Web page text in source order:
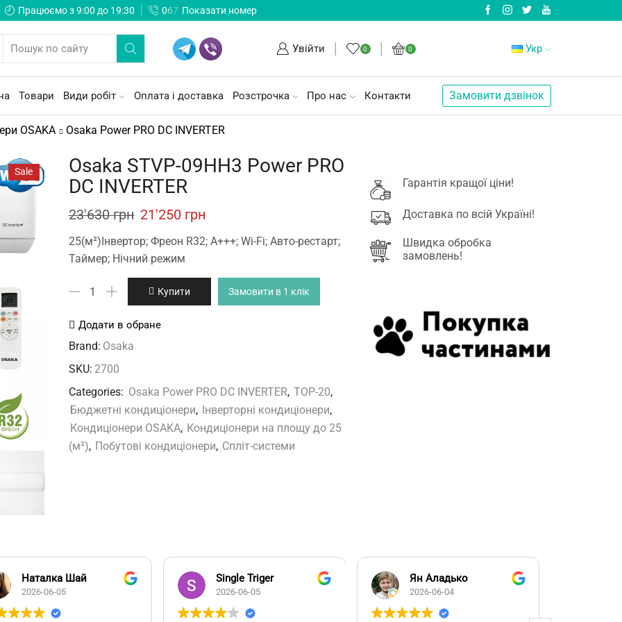
Працюємо з 9:00 до 19:30 067 Показати номер
Увійти 0 0 Укр
Товари Види робіт Оплата і доставка Розстрочка Про нас Контакти Замовити дзвінок
OSAKA Osaka Power PRO DC INVERTER
Sale
Osaka STVP-09HH3 Power PRO
DC INVERTER
23'630грн Original
price
was:
23'630 грн.
21'250 грн
price
21'250 грн.
25(м²)Інвертор; Фреон R32; А+++; Wi-Fi; Авто-рестарт;
Таймер; Нічний режим
Osaka
09HH3
Power
DC
INVERTER
кількість
Купити Замовити в 1 клік
Додати в обране
Brand: Osaka
SKU: 2700
Categories: Osaka Power PRO DC INVERTER, TOP-20,
Бюджетні кондиціонери, Інверторні кондиціонери,
Кондиціонери OSAKA, Кондиціонери на площу до 25
(м²), Побутові кондиціонери, Спліт-системи
Гарантія кращої ціни!
Доставка по всій Україні!
Швидка обробка
замовлень!
Наталка Шай
2026-06-05
Single Triger
2026-06-05
Ян Аладько
2026-06-04